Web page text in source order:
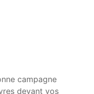
campagne
devant vos